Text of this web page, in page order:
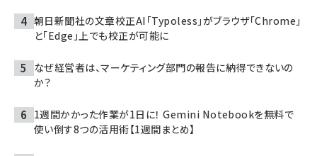
朝日新聞社の文章校正AI「Typoless」がブラウザ「Chrome」
と「Edge」上でも校正が可能に
なぜ経営者は、マーケティング部門の報告に納得できないの
か？
1週間かかった作業が1日に！ Gemini Notebookを無料で
使い倒す8つの活用術【1週間まとめ】